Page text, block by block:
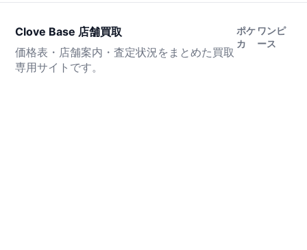
Clove Base 店舗買取
価格表・店舗案内・査定状況をまとめた買取
専用サイトです。
ポケ
カ
ワンピ
ース